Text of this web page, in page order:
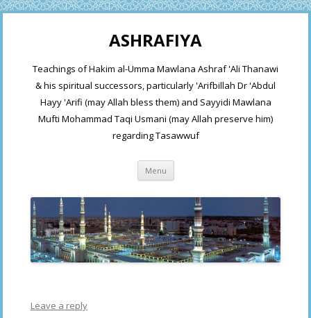
ASHRAFIYA
Teachings of Hakim al-Umma Mawlana Ashraf 'Ali Thanawi
& his spiritual successors, particularly 'Arifbillah Dr 'Abdul
Hayy 'Arifi (may Allah bless them) and Sayyidi Mawlana
Mufti Mohammad Taqi Usmani (may Allah preserve him)
regarding Tasawwuf
Menu Skip
content
Leave a reply